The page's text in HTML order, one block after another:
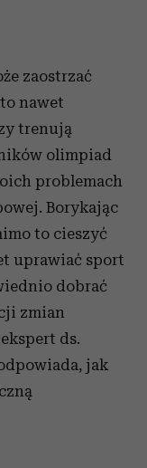
zaostrzać
nawet
trenują
olimpiad
problemach
Borykając
to cieszyć
uprawiać sport
dobrać
zmian
ds.
jak